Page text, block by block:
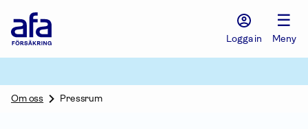
Försäkring
Logga in
☰
Meny
Om oss Pressrum